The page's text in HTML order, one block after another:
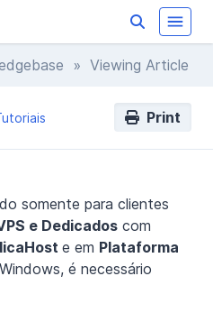
» Viewing Article
Print
somente para clientes
e Dedicados com
e em Plataforma
é necessário